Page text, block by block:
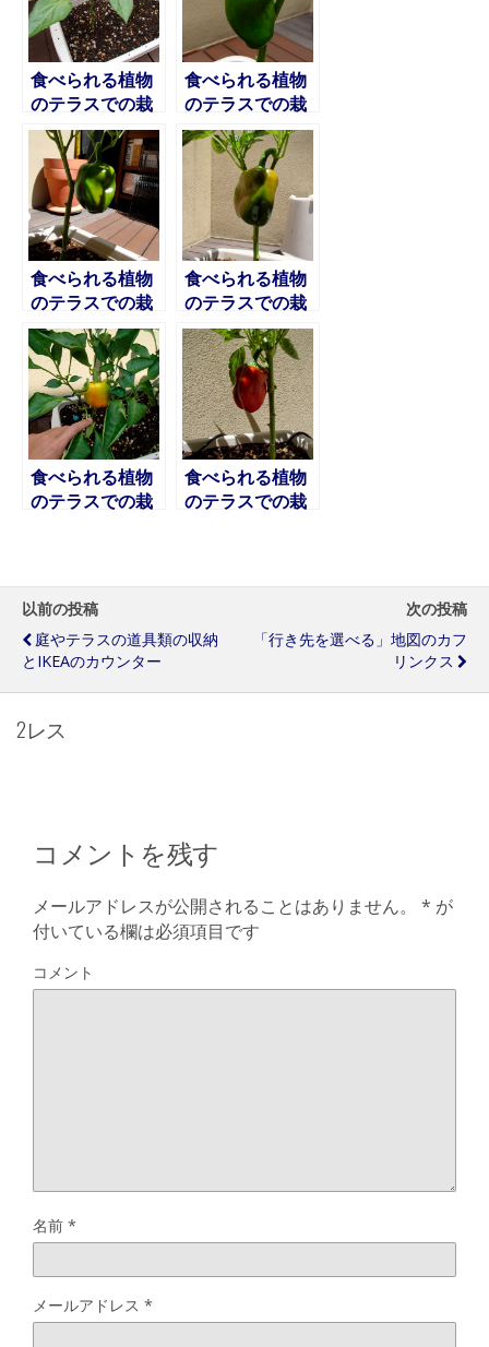
食べられる植物
のテラスでの栽
培 パプリカ編
食べられる植物
のテラスでの栽
培 パプリカ編
2
食べられる植物
のテラスでの栽
培 パプリカ編
4
食べられる植物
のテラスでの栽
培 パプリカ編
5
食べられる植物
のテラスでの栽
食べられる植物
のテラスでの栽
以前の投稿
庭やテラスの道具類の収納
とIKEAのカウンター
次の投稿
「行き先を選べる」地図のカフ
リンクス
2レス
コメントを残す
メールアドレスが公開されることはありません。 * が
付いている欄は必須項目です
コメント
名前 *
メールアドレス *